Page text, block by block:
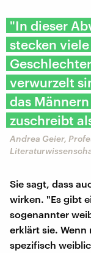
"In dieser
stecken
verwurzelt
das
zuschreibt
Andrea Geier,
Sie sagt, dass
wirken. "Es gibt
sogenannter
erklärt sie.
spezifisch